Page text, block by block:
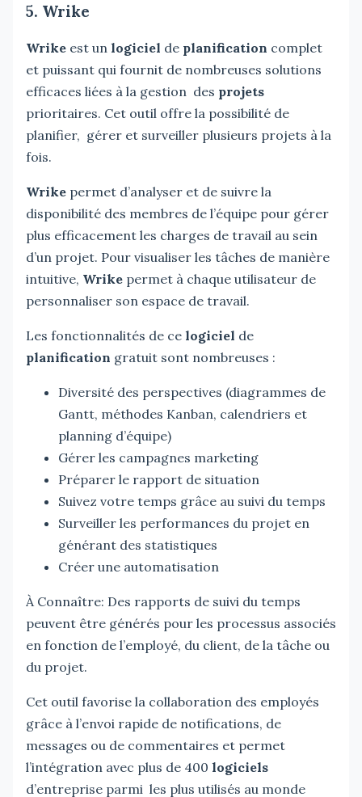
5. Wrike
Wrike est un logiciel de planification complet
et puissant qui fournit de nombreuses solutions
efficaces liées à la gestion des projets
prioritaires. Cet outil offre la possibilité de
planifier, gérer et surveiller plusieurs projets à la
fois.
Wrike permet d’analyser et de suivre la
disponibilité des membres de l’équipe pour gérer
plus efficacement les charges de travail au sein
d’un projet. Pour visualiser les tâches de manière
intuitive, Wrike permet à chaque utilisateur de
personnaliser son espace de travail.
Les fonctionnalités de ce logiciel de
planification gratuit sont nombreuses :
Diversité des perspectives (diagrammes de
Gantt, méthodes Kanban, calendriers et
planning d’équipe)
Gérer les campagnes marketing
Préparer le rapport de situation
Suivez votre temps grâce au suivi du temps
Surveiller les performances du projet en
générant des statistiques
Créer une automatisation
À Connaître: Des rapports de suivi du temps
peuvent être générés pour les processus associés
en fonction de l’employé, du client, de la tâche ou
du projet.
Cet outil favorise la collaboration des employés
grâce à l’envoi rapide de notifications, de
messages ou de commentaires et permet
l’intégration avec plus de 400 logiciels
d’entreprise parmi les plus utilisés au monde